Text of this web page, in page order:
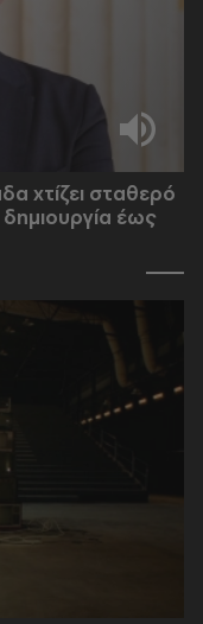
χτίζει σταθερό
δημιουργία έως